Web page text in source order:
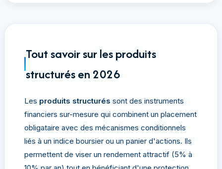
Tout savoir sur les produits
structurés en 2026
Les produits structurés sont des instruments
financiers sur-mesure qui combinent un placement
obligataire avec des mécanismes conditionnels
liés à un indice boursier ou un panier d'actions. Ils
permettent de viser un rendement attractif (5% à